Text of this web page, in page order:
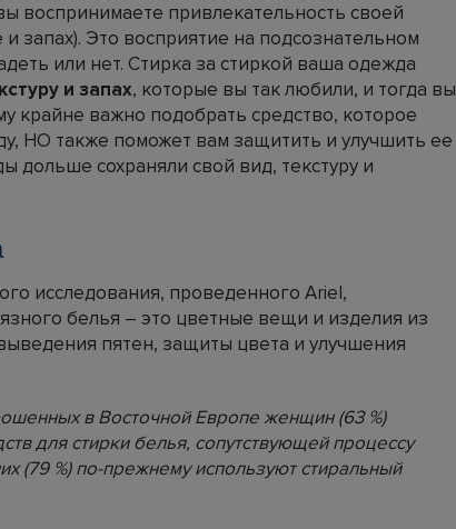
воспринимаете привлекательность своей
запах). Это восприятие на подсознательном
или нет. Стирка за стиркой ваша одежда
и запах, которые вы так любили, и тогда вы
крайне важно подобрать средство, которое
НО также поможет вам защитить и улучшить ее
сохраняли свой вид, текстуру и
исследования, проведенного Ariel,
белья – это цветные вещи и изделия из
пятен, защиты цвета и улучшения
в Восточной Европе женщин (63 %)
для стирки белья, сопутствующей процессу
(79 %) по-прежнему используют стиральный